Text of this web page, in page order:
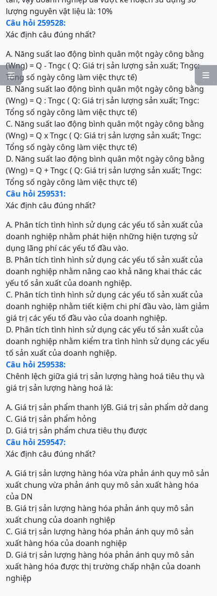


lượng nguyên vật liệu là: 10%
Câu hỏi 259528:
Xác định câu đúng nhất?
A. Năng suất lao động bình quân một ngày công bằng
(Wng) = Q - Tngc ( Q: Giá trị sản lượng sản xuất; Tngc:
Tổng số ngày công làm việc thực tế)
B. Năng suất lao động bình quân một ngày công bằng
(Wng) = Q : Tngc ( Q: Giá trị sản lượng sản xuất; Tngc:
Tổng số ngày công làm việc thực tế)
C. Năng suất lao động bình quân một ngày công bằng
(Wng) = Q x Tngc ( Q: Giá trị sản lượng sản xuất; Tngc:
Tổng số ngày công làm việc thực tế)
D. Năng suất lao động bình quân một ngày công bằng
(Wng) = Q + Tngc ( Q: Giá trị sản lượng sản xuất; Tngc:
Tổng số ngày công làm việc thực tế)
Câu hỏi 259531:
Xác định câu đúng nhất?
A. Phân tích tình hình sử dụng các yếu tố sản xuất của
doanh nghiệp nhằm phát hiện những hiện tượng sử
dụng lãng phí các yếu tố đầu vào.
B. Phân tích tình hình sử dụng các yếu tố sản xuất của
doanh nghiệp nhằm nâng cao khả năng khai thác các
yếu tố sản xuất của doanh nghiệp.
C. Phân tích tình hình sử dụng các yếu tố sản xuất của
doanh nghiệp nhằm tiết kiệm chi phí đầu vào, làm giảm
giá trị các yếu tố đầu vào của doanh nghiệp.
D. Phân tích tình hình sử dụng các yếu tố sản xuất của
doanh nghiệp nhằm kiểm tra tình hình sử dụng các yếu
tố sản xuất của doanh nghiệp.
Câu hỏi 259538:
Chênh lệch giữa giá trị sản lượng hàng hoá tiêu thụ và
giá trị sản lượng hàng hoá là:
A. Giá trị sản phẩm thanh lýB. Giá trị sản phẩm dở dang
C. Giá trị sản phẩm hỏng
D. Giá trị sản phẩm chưa tiêu thụ được
Câu hỏi 259547:
Xác định câu đúng nhất?
A. Giá trị sản lượng hàng hóa vừa phản ánh quy mô sản
xuất chung vừa phản ánh quy mô sản xuất hàng hóa
của DN
B. Giá trị sản lượng hàng hóa phản ánh quy mô sản
xuất chung của doanh nghiệp
C. Giá trị sản lượng hàng hóa phản ánh quy mô sản
xuất hàng hóa của doanh nghiệp
D. Giá trị sản lượng hàng hóa phản ánh quy mô sản
xuất hàng hóa được thị trường chấp nhận của doanh
nghiệp